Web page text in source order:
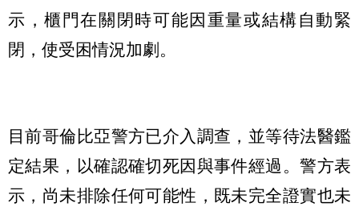
示，櫃門在關閉時可能因重量或結構自動緊
閉，使受困情況加劇。
目前哥倫比亞警方已介入調查，並等待法醫鑑
定結果，以確認確切死因與事件經過。警方表
示，尚未排除任何可能性，既未完全證實也未